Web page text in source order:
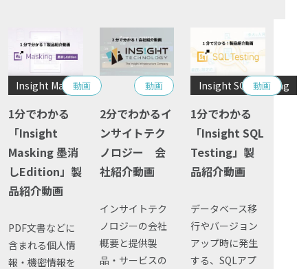
データベース移行
データベース管理
データマスキング
データ仮想化
データ分析基盤構築
データ可視化
データ統合
データ連携
Dbvisit StandbyMP
Insight Consulting
関連製品
Insight Governor
Insight Catalog
Insight Masking
Insight SQL Testing
Insight PISO
Qlikデータ統合
Denodo Platform
Dbvisit StandbyMP
Insight Consulting
Insight Masking
動画
1分でわかる
「Insight
Masking 墨消
しEdition」製
品紹介動画
PDF文書などに
含まれる個人情
報・機密情報を
動画
2分でわかるイ
ンサイトテク
ノロジー 会
社紹介動画
インサイトテク
ノロジーの会社
概要と提供製
品・サービスの
Insight SQL Testing
動画
1分でわかる
「Insight SQL
Testing」製
品紹介動画
データベース移
行やバージョン
アップ時に発生
する、SQLアプ